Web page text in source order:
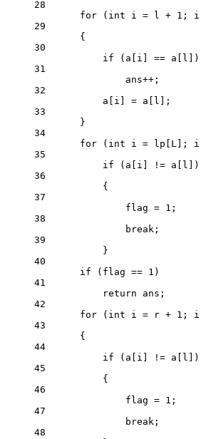
28
for ( int i = l + 1 ; i
29
{
30
if (a[i] == a[l])
31
ans++ ;
32
a[i] = a[l];
33
}
34
for ( int i = lp[L]; i
35
if (a[i] != a[l])
36
{
37
flag = 1 ;
38
break ;
39
}
40
if (flag == 1 )
41
return ans;
42
for ( int i = r + 1 ; i
43
{
44
if (a[i] != a[l])
45
{
46
flag = 1 ;
47
break ;
48